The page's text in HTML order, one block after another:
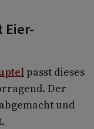
Eier-
passt dieses
Der
und